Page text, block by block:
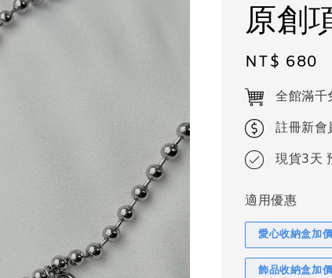
原創
Regular
price
NT$ 680
全館滿千
註冊新
現貨3天
適用優惠
愛心收納盒加
飾品收納盒加